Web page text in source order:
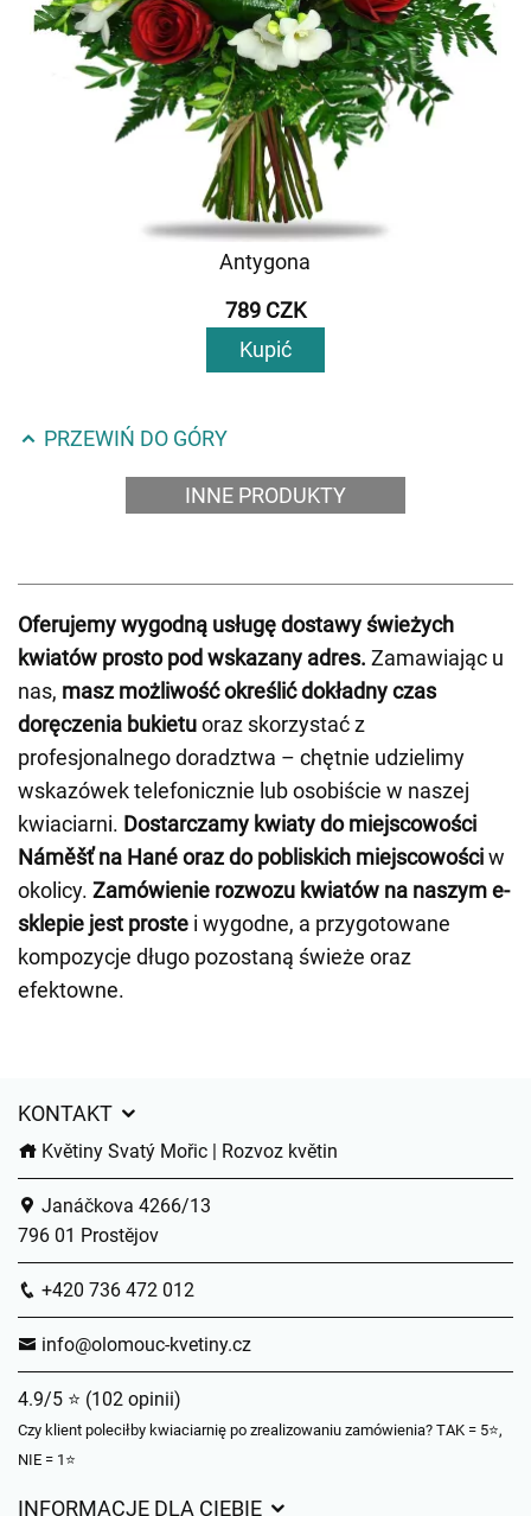
Antygona
789 CZK
Kupić
PRZEWIŃ DO GÓRY
INNE PRODUKTY
Oferujemy wygodną usługę dostawy świeżych
kwiatów prosto pod wskazany adres. Zamawiając u
nas, masz możliwość określić dokładny czas
doręczenia bukietuoraz skorzystać z
profesjonalnego doradztwa – chętnie udzielimy
wskazówek telefonicznie lub osobiście w naszej
kwiaciarni. Dostarczamy kwiaty do miejscowości
Náměšť na Hané oraz do pobliskich miejscowościw
okolicy. Zamówienie rozwozu kwiatów na naszym e-
sklepie jest proste i wygodne, a przygotowane
kompozycje długo pozostaną świeże oraz
efektowne.
KONTAKT
Květiny Svatý Mořic | Rozvoz květin
Janáčkova 4266/13
796 01 Prostějov
+420 736 472 012
info@olomouc-kvetiny.cz
4.9/5 ⭐ (102 opinii)
Czy klient poleciłby kwiaciarnię po zrealizowaniu zamówienia? TAK = 5⭐,
NIE = 1⭐
INFORMACJE DLA CIEBIE